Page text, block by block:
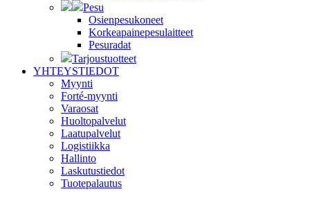
Pesu
Osienpesukoneet
Korkeapainepesulaitteet
Pesuradat
Tarjoustuotteet
YHTEYSTIEDOT
Myynti
Forté-myynti
Varaosat
Huoltopalvelut
Laatupalvelut
Logistiikka
Hallinto
Laskutustiedot
Tuotepalautus